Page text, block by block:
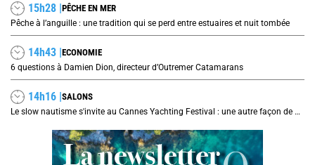
15h28 |PÊCHE EN MER
Pêche à l’anguille : une tradition qui se perd entre estuaires et nuit tombée
14h43 |ECONOMIE
6 questions à Damien Dion, directeur d’Outremer Catamarans
14h16 |SALONS
Le slow nautisme s'invite au Cannes Yachting Festival : une autre façon de naviguer prend le large